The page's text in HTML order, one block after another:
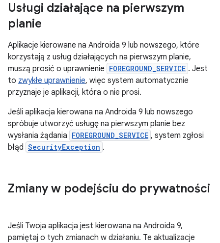
Usługi działające na pierwszym
planie
Aplikacje kierowane na Androida 9 lub nowszego, które
korzystają z usług działających na pierwszym planie,
muszą prosić o uprawnienie FOREGROUND_SERVICE . Jest
to zwykłe uprawnienie, więc system automatycznie
przyznaje je aplikacji, która o nie prosi.
Jeśli aplikacja kierowana na Androida 9 lub nowszego
spróbuje utworzyć usługę na pierwszym planie bez
wysłania żądania FOREGROUND_SERVICE , system zgłosi
błąd SecurityException .
Zmiany w podejściu do prywatności
Jeśli Twoja aplikacja jest kierowana na Androida 9,
pamiętaj o tych zmianach w działaniu. Te aktualizacje